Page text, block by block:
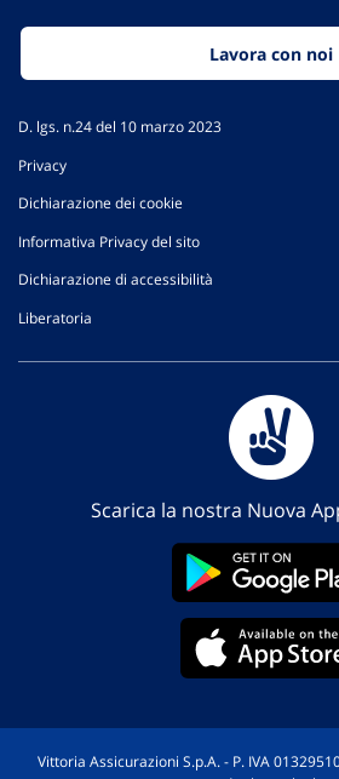
Lavora con noi
D. lgs. n.24 del 10 marzo 2023
Privacy
Dichiarazione dei cookie
Informativa Privacy del sito
Dichiarazione di accessibilità
Liberatoria
Scarica la nostra Nuova
Vittoria Assicurazioni S.p.A. - P. IVA